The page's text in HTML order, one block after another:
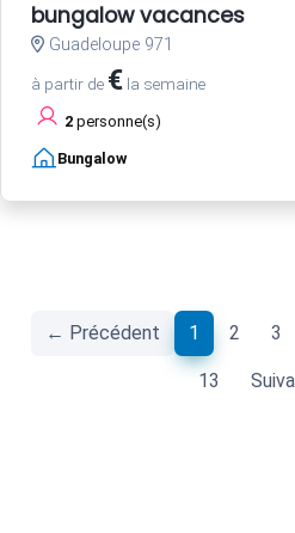
bungalow vacances
Guadeloupe 971
à partir de € la semaine
2 personne(s)
Bungalow
← Précédent 1 (current)
2 3
13